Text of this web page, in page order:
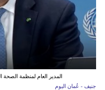
المدير العام لمنظمة الصحة
جنيف - عُمان اليوم